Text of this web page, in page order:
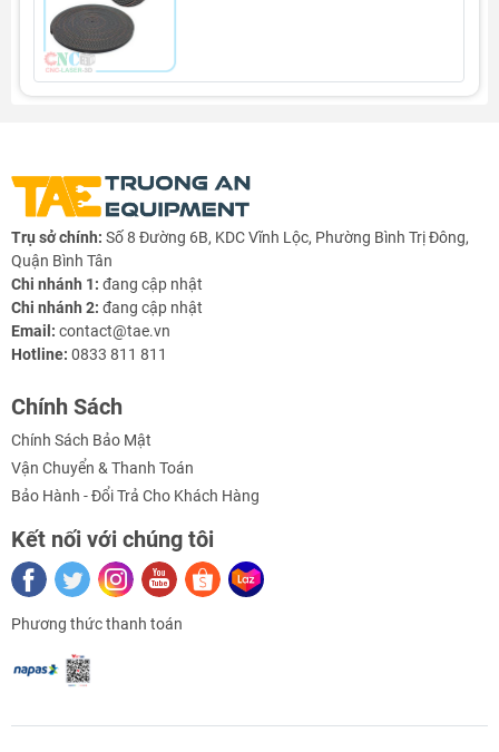
Thông số kỹ thuật Đèn Laser 5MW Tia Ngang
- Chất liệu vỏ: Kim loại
- Điện áp nguồn: 3V
- Dòng: <20mA
- Công suất ngõ vào: 50mW
- Bước sóng: 650 nm
Trụ sở chính: Số 8 Đường 6B, KDC Vĩnh Lộc, Phường Bình Trị Đông,
Quận Bình Tân
Chi nhánh 1: đang cập nhật
Chi nhánh 2: đang cập nhật
Email: contact@tae.vn
Hotline: 0833 811 811
Chính Sách
Chính Sách Bảo Mật
Vận Chuyển & Thanh Toán
Bảo Hành - Đổi Trả Cho Khách Hàng
Kết nối với chúng tôi
Phương thức thanh toán